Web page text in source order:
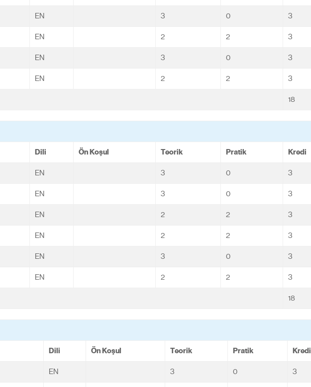
EN 3 0 3
EN 2 2 3
EN 3 0 3
EN 2 2 3
18
Dili Ön Koşul Teorik Pratik Kredi
EN 3 0 3
EN 3 0 3
EN 2 2 3
EN 2 2 3
EN 3 0 3
EN 2 2 3
18
Dili Ön Koşul Teorik Pratik Kredi
EN 3 0 3